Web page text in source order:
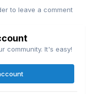
to leave a comment
community. It's easy!